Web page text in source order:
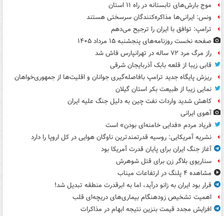
موج بارش‌های تابستانه در راه ۱۱ استان
ونس: ایرانی‌ها مذاکره‌کنندگان سرسختی هستند
ترامپ: توافق با ایران را ترجیح می‌دهم
صفحه نخست روزنامه‌های پنجشنبه ۱۵ مرداد ۱۴۰۵
راز مرگ مرد ۷۲ ساله در تهرانپارس فاش شد
قابی زیبا از قلعه بابک آذربایجان شرقی
ریزش پایگاه جدید ترامپ بافاصله‌گیری جوانان و اقلیت‌ها از جمهوری‌خواهان
نمایی زیبا از طبیعت بکر استان گیلان
کاهش شدید واردات نفت چین به دلیل جنگ علیه ایران
آهوی ایرانی
فریاد مردم «فدایی خامنه‌ای بودن» است
نشریه آمریکایی: روسیه قدرتمندترین ناوگان هوایی در کل اروپا را دارد
آغاز جنگ ایران برای پایان قدرت آمریکا بود
سناریوی بلاگر زن برای قتل شوهرش
مشاهده ۴ پلنگ در ارتفاعات میناب
قرار بود ایران به زانو درآید، اما به ابرقدرت منطقه تبدیل شد!
اهمیت تشخیص زودهنگام بیماری‌های دریچه‌ای قلب
افزایش مجدد قیمت بنزین نتیجه ابهام در مذاکرات